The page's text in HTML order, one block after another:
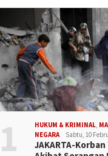
1 HUKUM & KRIMINAL,
NEGARA
Sabtu, 10
JAKARTA-